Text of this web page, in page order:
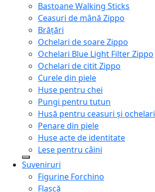
Bastoane Walking Sticks
Ceasuri de mână Zippo
Brățări
Ochelari de soare Zippo
Ochelari Blue Light Filter Zippo
Ochelari de citit Zippo
Curele din piele
Huse pentru chei
Pungi pentru tutun
Husă pentru ceasuri și ochelari
Penare din piele
Huse acte de identitate
Lese pentru câini
Suveniruri
Figurine Forchino
Flască